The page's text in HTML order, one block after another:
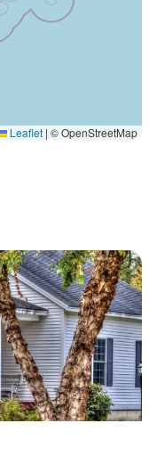
Leaflet | © OpenStreetMap